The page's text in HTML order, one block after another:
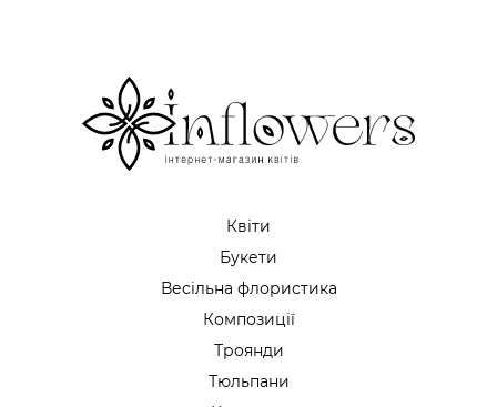
Квіти
Букети
Весільна флористика
Композиції
Троянди
Тюльпани